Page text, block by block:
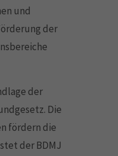
und
der
der
Die
fördern die
der BDMJ